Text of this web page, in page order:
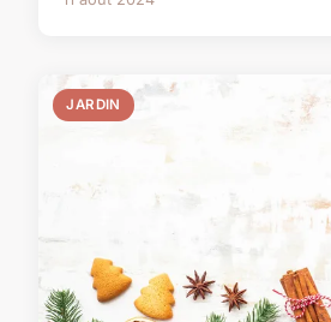
JARDIN